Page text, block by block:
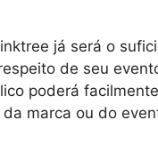
já será o
de seu
poderá
marca ou do